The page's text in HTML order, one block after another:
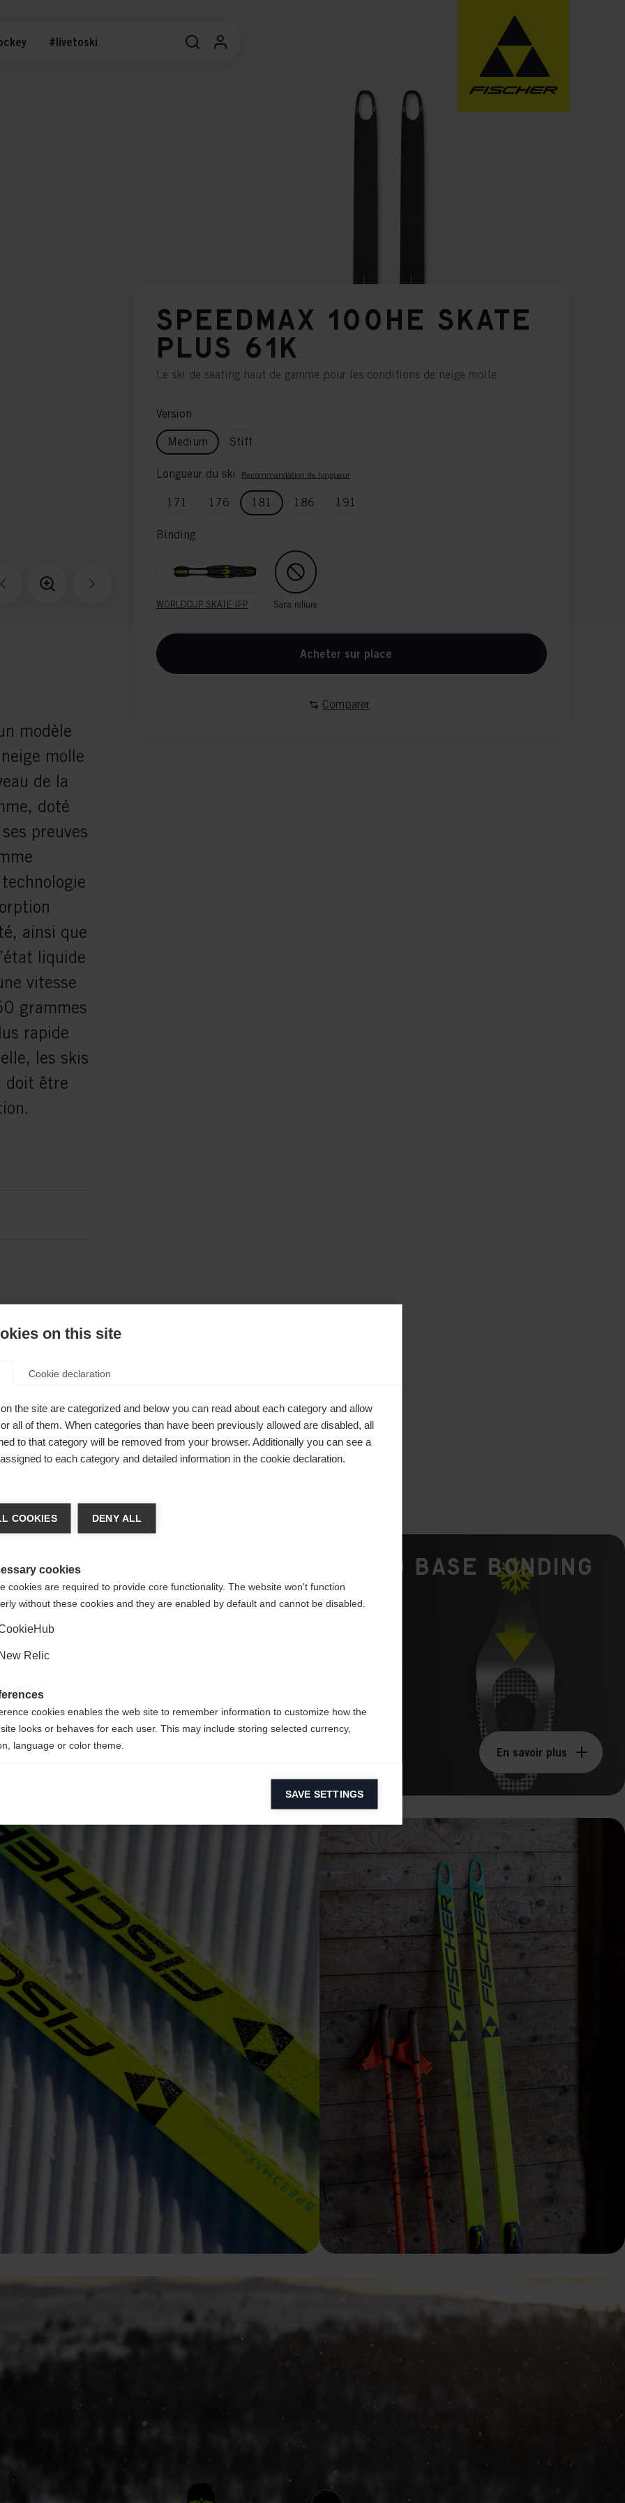
#livetoski
SPEEDMAX 100HE SKATE
PLUS 61K
Le ski de skating haut de gamme pour les conditions de neige molle
Version
Medium Stiff
Longueur du ski Recommandation de longueur
171 176 181 186 191
Binding
WORLDCUP SKATE IFP Sans reliure
Acheter sur place
Comparer
modèle
molle
de la
doté
preuves
ainsi que
liquide
vitesse
grammes
rapide
les skis
doit être
Shovel
haut
les
neige Cold Base Bonding
En savoir plus
de langue
(English)
Oui, je souhaite être redirigé(e)
on this site
Cookie declaration
the site are categorized and below you can read about each category and allow
all of them. When categories than have been previously allowed are disabled, all
to that category will be removed from your browser. Additionally you can see a
to each category and detailed information in the cookie declaration.
COOKIES DENY ALL
cookies
cookies are required to provide core functionality. The website won't function
without these cookies and they are enabled by default and cannot be disabled.
New Relic
cookies enables the web site to remember information to customize how the
looks or behaves for each user. This may include storing selected currency,
language or color theme.
cookies help us improve our website by collecting and reporting information on
cookies
cookies are used to track visitors across websites to allow publishers to display
and engaging advertisements. By enabling marketing cookies, you grant
for personalized advertising across various platforms.
SAVE SETTINGS